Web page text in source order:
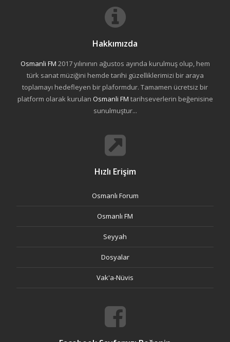
Hakkımızda
Osmanli FM 2017 yılınının ağustos ayında kurulmuş olup, hem
türk sanat müziğini hemde tarihi güzelliklerimizi bir araya
toplamayı hedefleyen bir plaformdur. Tamamen ücretsiz bir
platform olarak kurulan Osmanli FM tarihseverlerin beğenisine
sunulmuştur...
Hızlı Erişim
Osmanlı Forum
Osmanlı FM
Seyyah
Dosyalar
Vak'a-Nüvis